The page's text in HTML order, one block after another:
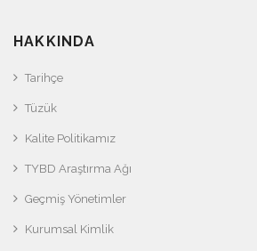
HAKKINDA
Tarihçe
Tüzük
Kalite Politikamız
TYBD Araştırma Ağı
Geçmiş Yönetimler
Kurumsal Kimlik